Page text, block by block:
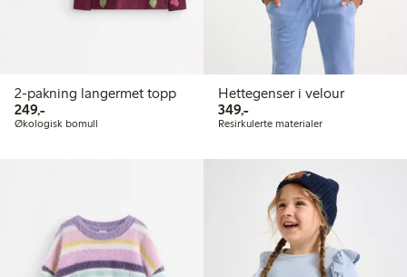
2-pakning langermet topp
249,-249,00 kr
Økologisk bomull
Hettegenser i velour
349,-349,00 kr
Resirkulerte materialer